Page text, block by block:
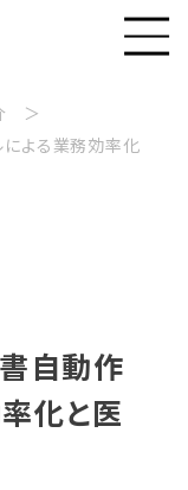
よる業務効率化
自動作
化と医